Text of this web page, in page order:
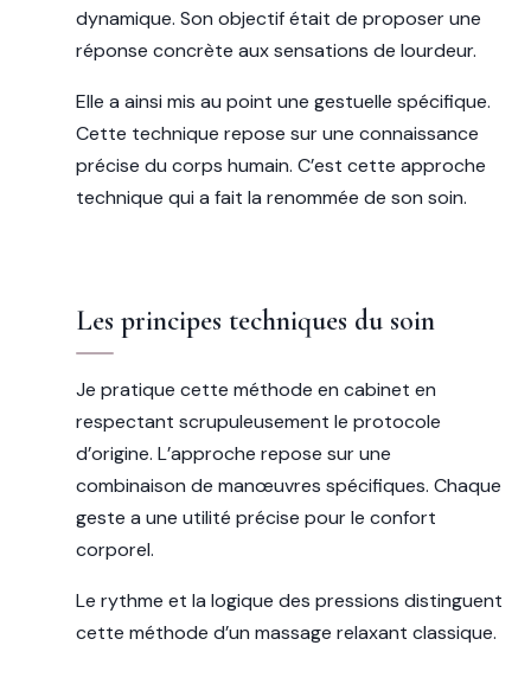
dynamique. Son objectif était de proposer une
réponse concrète aux sensations de lourdeur.
Elle a ainsi mis au point une gestuelle spécifique.
Cette technique repose sur une connaissance
précise du corps humain. C’est cette approche
technique qui a fait la renommée de son soin.
Les principes techniques du soin
Je pratique cette méthode en cabinet en
respectant scrupuleusement le protocole
d’origine. L’approche repose sur une
combinaison de manœuvres spécifiques. Chaque
geste a une utilité précise pour le confort
corporel.
Le rythme et la logique des pressions distinguent
cette méthode d’un massage relaxant classique.